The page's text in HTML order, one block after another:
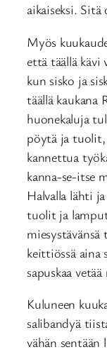
aikaiseksi. Sitä
Myös
että täällä kävi
kun sisko ja
täällä kaukana
huonekaluja
pöytä ja tuolit,
kannettua
kanna-se-itse
Halvalla lähti
tuolit ja
keittiössä aina
sapuskaa vetää
Kuluneen
salibandyä
vähän